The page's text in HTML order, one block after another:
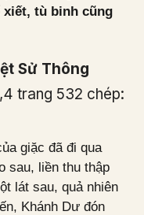
tù binh cũng
Sử Thông
trang 532 chép:
giặc đã đi qua
sau, liền thu thập
lát sau, quả nhiên
Khánh Dư đón